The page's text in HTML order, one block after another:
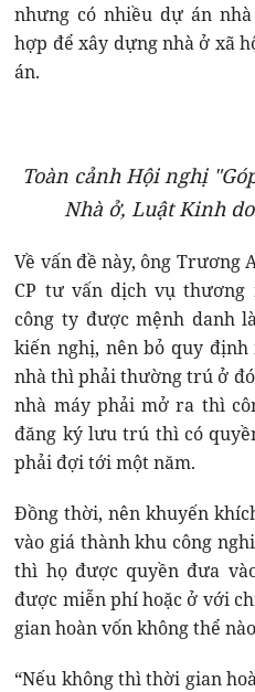
nhưng có nhiều dự án
hợp để xây dựng nhà ở xã
án.
Toàn cảnh Hội nghị
Nhà ở, Luật Kinh
Về vấn đề này, ông Trương
CP tư vấn dịch vụ thương
công ty được mệnh danh
kiến nghị, nên bỏ quy định
nhà thì phải thường trú ở
nhà máy phải mở ra thì
đăng ký lưu trú thì có
phải đợi tới một năm.
Đồng thời, nên khuyến
vào giá thành khu công
thì họ được quyền đưa
được miễn phí hoặc ở với
gian hoàn vốn không thể
“Nếu không thì thời gian